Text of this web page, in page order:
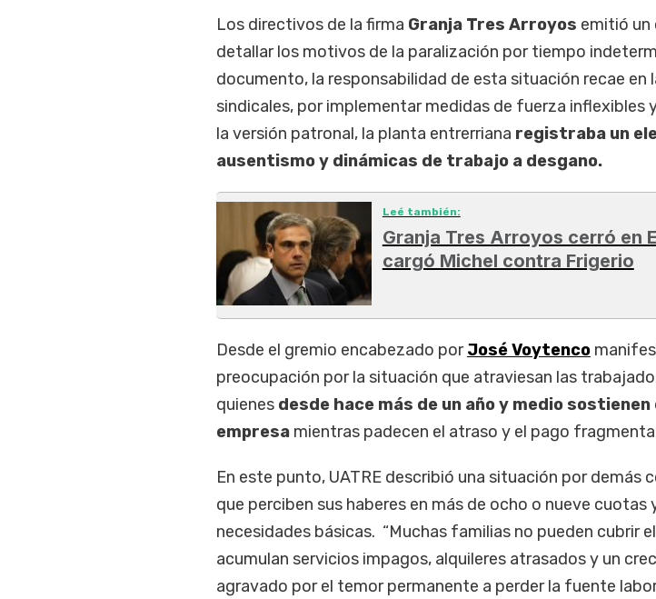
Los directivos de la firma Granja Tres Arroyos emitió un
detallar los motivos de la paralización por tiempo
documento, la responsabilidad de esta situación recae en
sindicales, por implementar medidas de fuerza inflexibles
la versión patronal, la planta entrerriana registraba un
ausentismo y dinámicas de trabajo a desgano.
Leé también:
Granja Tres Arroyos cerró en
cargó Michel contra Frigerio
Desde el gremio encabezado porJosé Voytenco
preocupación por la situación que atraviesan las
quienes desde hace más de un año y medio
empresamientras padecen el atraso y el pago
En este punto, UATRE describió una situación por demás
que perciben sus haberes en más de ocho o nueve cuotas
necesidades básicas. “Muchas familias no pueden cubrir
acumulan servicios impagos, alquileres atrasados y un
agravado por el temor permanente a perder la fuente